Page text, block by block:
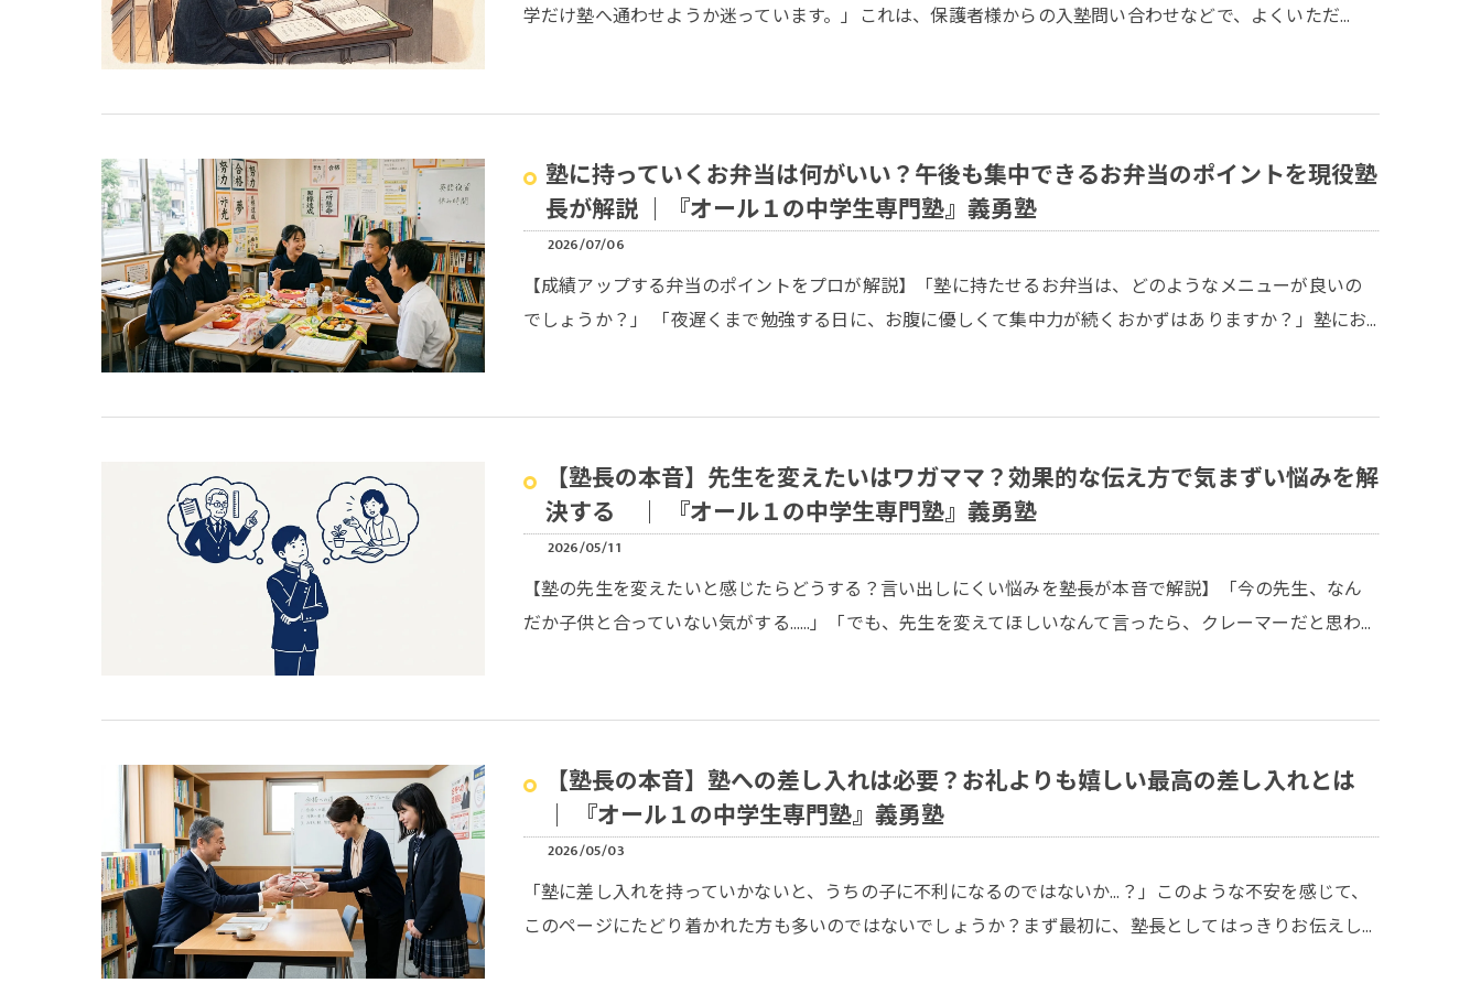
学だけ塾へ通わせようか迷っています。」これは、保護者様からの入塾問い合わせなどで、よくいただ…
塾に持っていくお弁当は何がいい？午後も集中できるお弁当のポイントを現役塾
長が解説 ｜『オール１の中学生専門塾』義勇塾
2026/07/06
【成績アップする弁当のポイントをプロが解説】「塾に持たせるお弁当は、どのようなメニューが良いの
でしょうか？」 「夜遅くまで勉強する日に、お腹に優しくて集中力が続くおかずはありますか？」塾にお…
【塾長の本音】先生を変えたいはワガママ？効果的な伝え方で気まずい悩みを解
決する ｜ 『オール１の中学生専門塾』義勇塾
2026/05/11
【塾の先生を変えたいと感じたらどうする？言い出しにくい悩みを塾長が本音で解説】「今の先生、なん
だか子供と合っていない気がする……」「でも、先生を変えてほしいなんて言ったら、クレーマーだと思わ…
【塾長の本音】塾への差し入れは必要？お礼よりも嬉しい最高の差し入れとは
｜ 『オール１の中学生専門塾』義勇塾
2026/05/03
「塾に差し入れを持っていかないと、うちの子に不利になるのではないか…？」このような不安を感じて、
このページにたどり着かれた方も多いのではないでしょうか？まず最初に、塾長としてはっきりお伝えし…